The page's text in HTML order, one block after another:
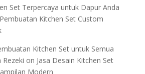
Set Terpercaya untuk Dapur Anda
Pembuatan Kitchen Set Custom
Kitchen Set untuk Semua
Rezeki on Jasa Desain Kitchen Set
Modern